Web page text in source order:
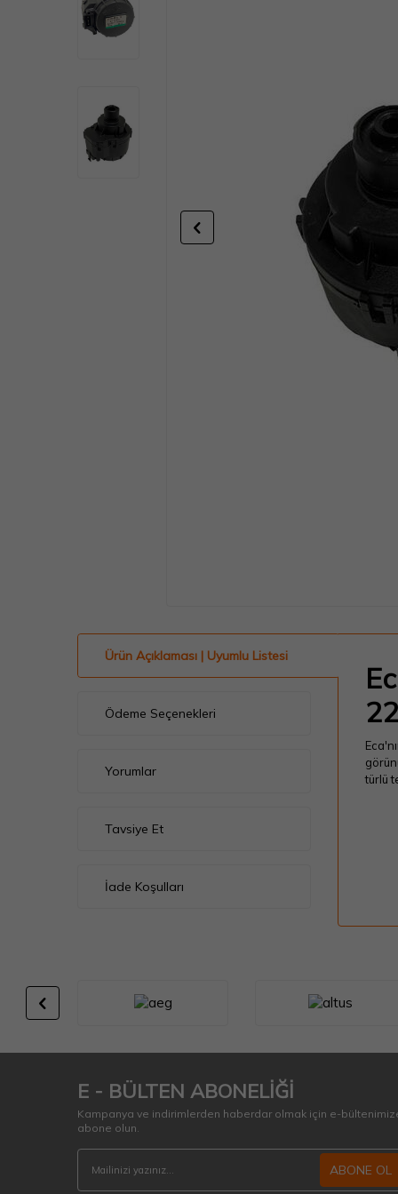
Ürün Açıklaması | Uyumlu Listesi
Ödeme Seçenekleri
Yorumlar
Tavsiye Et
İade Koşulları
türlü
E - BÜLTEN ABONELİĞİ
Kampanya ve indirimlerden haberdar olmak için e-
abone olun.
ABONE OL